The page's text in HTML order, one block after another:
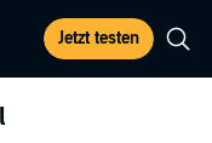
Jetzt testen